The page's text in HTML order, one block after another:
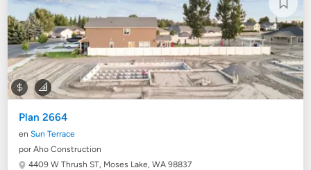
Plan 2664
enSun Terrace
por Aho Construction
4409 W Thrush ST, Moses Lake, WA 98837